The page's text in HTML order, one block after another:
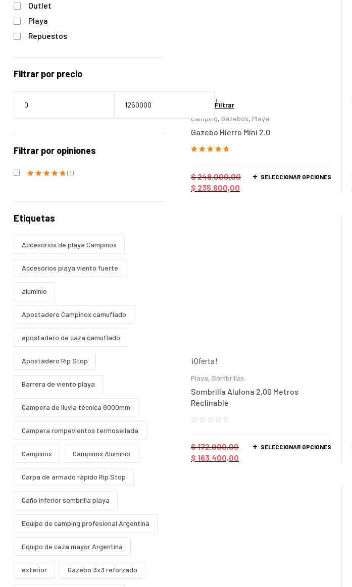
¡Oferta!
Camping, Gazebos, Playa
Gazebo Hierro Mini 2.0
$248.000,00
$ 235.600,00
SELECCIONAR OPCIONES
¡Oferta!
Playa, Sombrillas
Sombrilla Alulona 2,00 Metros
Reclinable
$172.000,00
$ 163.400,00
SELECCIONAR OPCIONES
Outlet
Playa
Repuestos
Filtrar por precio
Filtrar
Filtrar por opiniones
(1)
Etiquetas
Accesorios de playa Campinox
Accesorios playa viento fuerte
aluminio
Apostadero Campinox camuflado
apostadero de caza camuflado
Apostadero Rip Stop
Barrera de viento playa
Campera de lluvia técnica 8000mm
Campera rompevientos termosellada
Campinox Campinox Aluminio
Carpa de armado rápido Rip Stop
Caño inferior sombrilla playa
Equipo de camping profesional Argentina
Equipo de caza mayor Argentina
exterior Gazebo 3x3 reforzado